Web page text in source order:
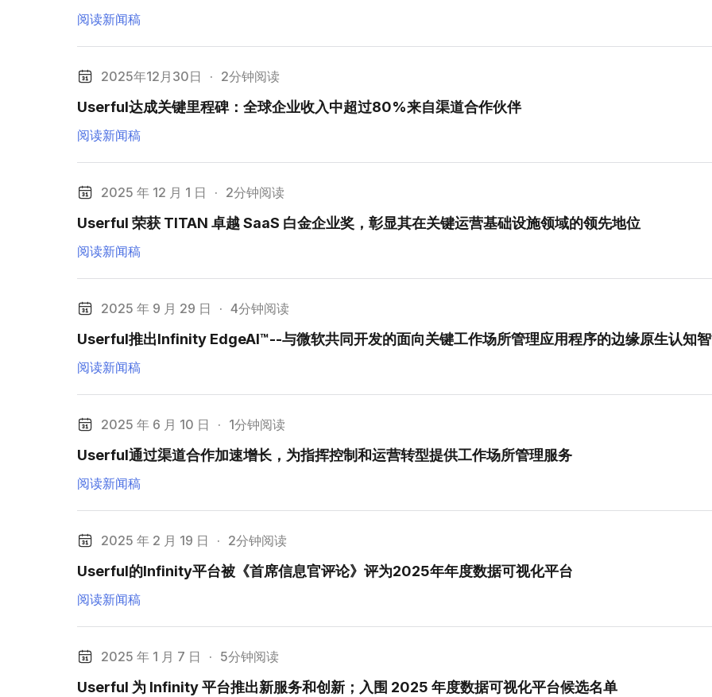
阅读新闻稿
2025年12月30日 · 2分钟阅读
Userful达成关键里程碑：全球企业收入中超过80%来自渠道合作伙伴
阅读新闻稿
2025 年 12 月 1 日 · 2分钟阅读
Userful 荣获 TITAN 卓越 SaaS 白金企业奖，彰显其在关键运营基础设施领域的领先地位
阅读新闻稿
2025 年 9 月 29 日 · 4分钟阅读
Userful推出Infinity EdgeAI™--与微软共同开发的面向关键工作场所管理应用程序的边缘原生认知
阅读新闻稿
2025 年 6 月 10 日 · 1分钟阅读
Userful通过渠道合作加速增长，为指挥控制和运营转型提供工作场所管理服务
阅读新闻稿
2025 年 2 月 19 日 · 2分钟阅读
Userful的Infinity平台被《首席信息官评论》评为2025年年度数据可视化平台
阅读新闻稿
2025 年 1 月 7 日 · 5分钟阅读
Userful 为 Infinity 平台推出新服务和创新；入围 2025 年度数据可视化平台候选名单